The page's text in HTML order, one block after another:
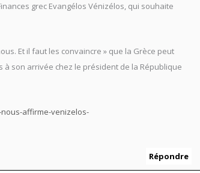
grec Evangélos Vénizélos, qui souhaite
Et il faut les convaincre » que la Grèce peut
à son arrivée chez le président de la République
affirme-venizelos-
Répondre